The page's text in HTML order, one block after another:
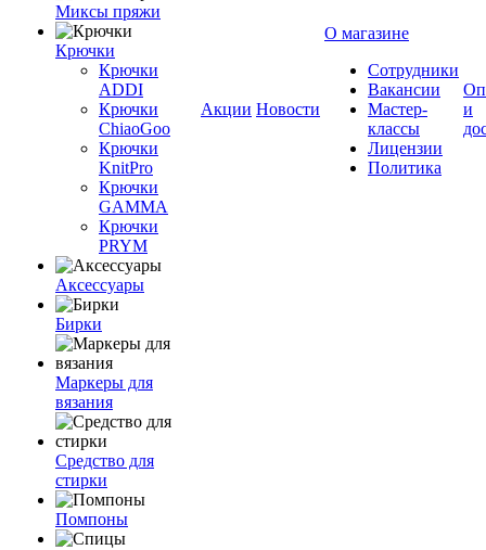
Миксы пряжи
Крючки
Крючки
ADDI
Крючки
ChiaoGoo
Крючки
KnitPro
Крючки
GAMMA
Крючки
PRYM
Аксессуары
Бирки
Маркеры для
вязания
Средство для
стирки
Помпоны
Акции Новости
О магазине
Сотрудники
Вакансии
Мастер-
классы
Лицензии
Политика
и